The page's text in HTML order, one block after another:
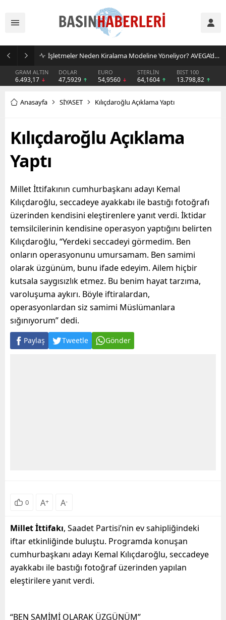
İşletmeler Neden Kiralama Modeline Yöneliyor? AVEGA’dan Esnek Temizlik Çözümü
GRAM ALTIN
6.493,17
DOLAR
47,5929
EURO
54,9560
STERLİN
64,1604
BIST 100
13.798,82
Anasayfa SİYASET Kılıçdaroğlu Açıklama Yaptı
Kılıçdaroğlu Açıklama
Yaptı
Millet İttifakının cumhurbaşkanı adayı Kemal
Kılıçdaroğlu, seccadeye ayakkabı ile bastığı fotoğrafı
üzerinden kendisini eleştirenlere yanıt verdi. İktidar
temsilcilerinin kendisine operasyon yaptığını belirten
Kılıçdaroğlu, “Yerdeki seccadeyi görmedim. Ben
onların operasyonunu umursamam. Ben samimi
olarak üzgünüm, bunu ifade edeyim. Ailem hiçbir
kutsala saygısızlık etmez. Bu benim hayat tarzıma,
varoluşuma aykırı. Böyle iftiralardan,
operasyonlardan siz samimi Müslümanlara
sığınıyorum” dedi.
Paylaş Tweetle Gönder
0 A+ A-
Millet İttifakı, Saadet Partisi’nin ev sahipliğindeki
iftar etkinliğinde buluştu. Programda konuşan
cumhurbaşkanı adayı Kemal Kılıçdaroğlu, seccadeye
ayakkabı ile bastığı fotoğraf üzerinden yapılan
eleştirilere yanıt verdi.
“BEN SAMİMİ OLARAK ÜZGÜNÜM”